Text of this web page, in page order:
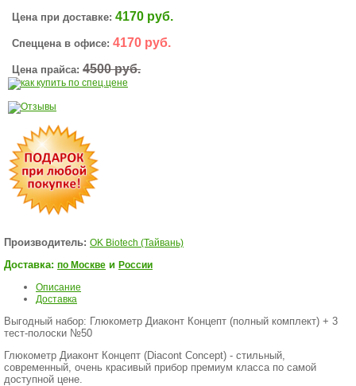
Цена при доставке: 4170 руб.
Спеццена в офисе: 4170 руб.
Цена прайса: 4500 руб.
Производитель: OK Biotech (Тайвань)
Доставка: по Москве и России
Описание
Доставка
Выгодный набор: Глюкометр Диаконт Концепт (полный комплект) + 3
тест-полоски №50
Глюкометр Диаконт Концепт (Diacont Concept) - стильный,
современный, очень красивый прибор премиум класса по самой
доступной цене.